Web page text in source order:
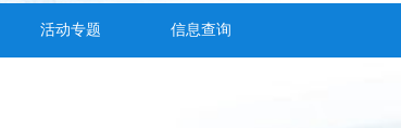
活动专题 信息查询